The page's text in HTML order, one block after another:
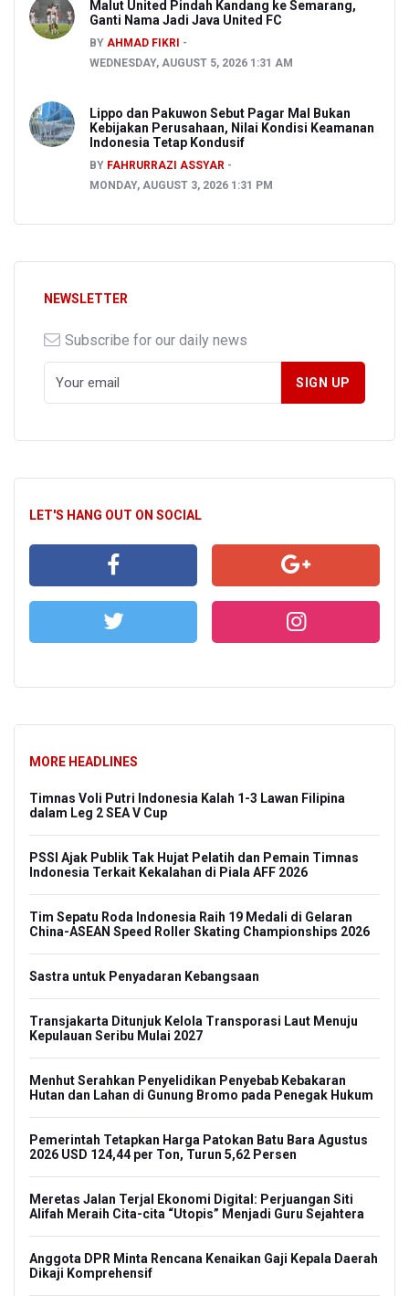
Malut United Pindah Kandang ke Semarang,
Ganti Nama Jadi Java United FC
BY AHMAD FIKRI
WEDNESDAY, AUGUST 5, 2026 1:31 AM
Lippo dan Pakuwon Sebut Pagar Mal Bukan
Kebijakan Perusahaan, Nilai Kondisi Keamanan
Indonesia Tetap Kondusif
BY FAHRURRAZI ASSYAR
MONDAY, AUGUST 3, 2026 1:31 PM
NEWSLETTER
Subscribe for our daily news
LET'S HANG OUT ON SOCIAL
MORE HEADLINES
Timnas Voli Putri Indonesia Kalah 1-3 Lawan Filipina
dalam Leg 2 SEA V Cup
PSSI Ajak Publik Tak Hujat Pelatih dan Pemain Timnas
Indonesia Terkait Kekalahan di Piala AFF 2026
Tim Sepatu Roda Indonesia Raih 19 Medali di Gelaran
China-ASEAN Speed Roller Skating Championships 2026
Sastra untuk Penyadaran Kebangsaan
Transjakarta Ditunjuk Kelola Transporasi Laut Menuju
Kepulauan Seribu Mulai 2027
Menhut Serahkan Penyelidikan Penyebab Kebakaran
Hutan dan Lahan di Gunung Bromo pada Penegak Hukum
Pemerintah Tetapkan Harga Patokan Batu Bara Agustus
2026 USD 124,44 per Ton, Turun 5,62 Persen
Meretas Jalan Terjal Ekonomi Digital: Perjuangan Siti
Alifah Meraih Cita-cita “Utopis” Menjadi Guru Sejahtera
Anggota DPR Minta Rencana Kenaikan Gaji Kepala Daerah
Dikaji Komprehensif